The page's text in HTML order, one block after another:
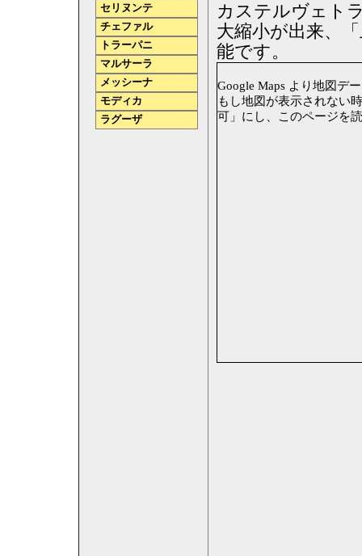
カステルヴェト
大縮小が出来、
能です。
Google Maps より地図デ
もし地図が表示されない
可」にし、このページを
セリヌンテ
チェファル
トラーパニ
マルサーラ
メッシーナ
モディカ
ラグーザ